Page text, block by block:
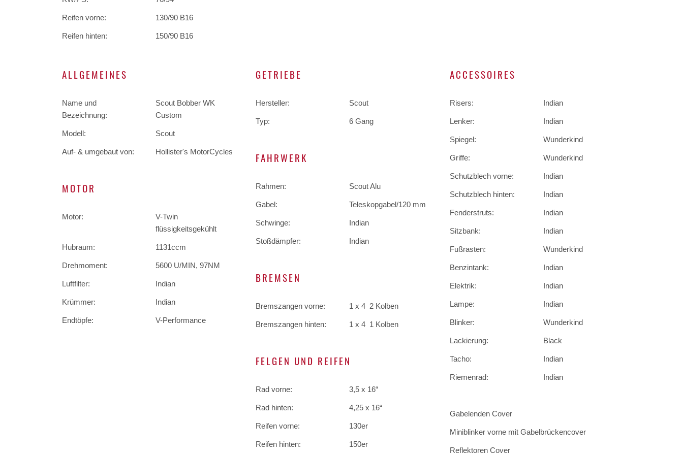
Reifen vorne: 130/90 B16
Reifen hinten: 150/90 B16
ALLGEMEINES
Name und
Bezeichnung:
Scout Bobber WK
Custom
Modell: Scout
Auf- & umgebaut von: Hollister's MotorCycles
MOTOR
Motor:
V-Twin
flüssigkeitsgekühlt
Hubraum: 1131ccm
Drehmoment: 5600 U/MIN, 97NM
Luftfilter: Indian
Krümmer: Indian
Endtöpfe: V-Performance
GETRIEBE
Hersteller: Scout
Typ: 6 Gang
FAHRWERK
Rahmen: Scout Alu
Gabel: Teleskopgabel/120 mm
Schwinge: Indian
Stoßdämpfer: Indian
BREMSEN
Bremszangen vorne: 1 x 4 2 Kolben
Bremszangen hinten: 1 x 4 1 Kolben
FELGEN UND REIFEN
Rad vorne: 3,5 x 16“
Rad hinten: 4,25 x 16“
Reifen vorne: 130er
Reifen hinten: 150er
ACCESSOIRES
Risers: Indian
Lenker: Indian
Spiegel: Wunderkind
Griffe: Wunderkind
Schutzblech vorne: Indian
Schutzblech hinten: Indian
Fenderstruts: Indian
Sitzbank: Indian
Fußrasten: Wunderkind
Benzintank: Indian
Elektrik: Indian
Lampe: Indian
Blinker: Wunderkind
Lackierung: Black
Tacho: Indian
Riemenrad: Indian
Gabelenden Cover
Miniblinker vorne mit Gabelbrückencover
Reflektoren Cover